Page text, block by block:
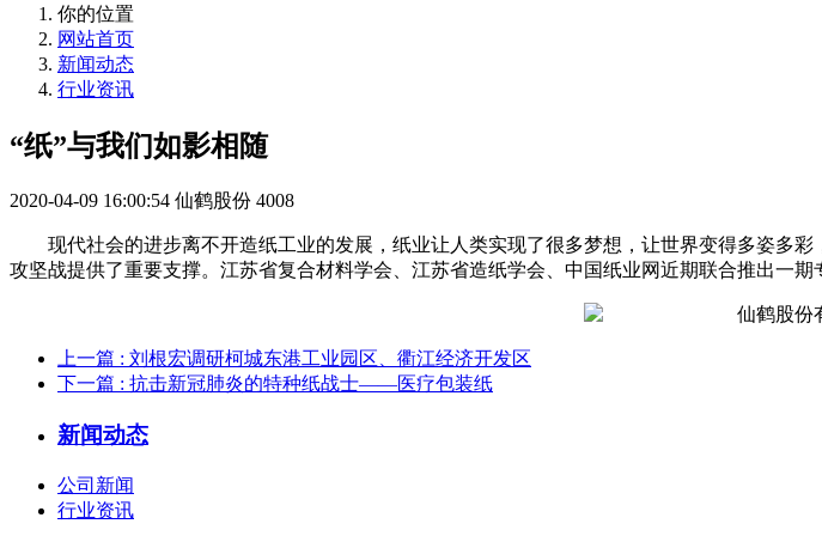
你的位置
网站首页
新闻动态
行业资讯
“纸”与我们如影相随
2020-04-09 16:00:54 仙鹤股份 4008
现代社会的进步离不开造纸工业的发展，纸业让人类实现了很多梦想，让世界变得多姿多
攻坚战提供了重要支撑。江苏省复合材料学会、江苏省造纸学会、中国纸业网近期联合推出一
上一篇 : 刘根宏调研柯城东港工业园区、衢江经济开发区
下一篇 : 抗击新冠肺炎的特种纸战士——医疗包装纸
新闻动态
公司新闻
行业资讯